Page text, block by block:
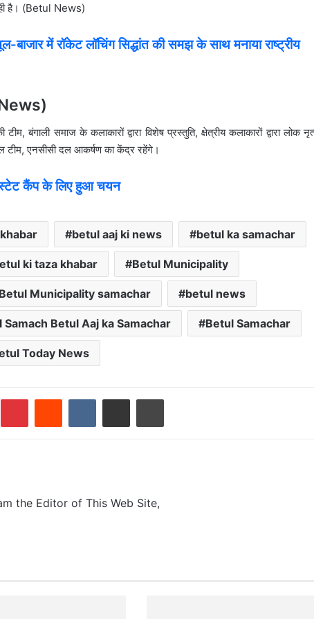
है। (Betul News)
में रॉकेट लॉचिंग सिद्धांत की समझ के साथ मनाया राष्ट्रीय
बंगाली समाज के कलाकारों द्वारा विशेष प्रस्तुति, क्षेत्रीय कलाकारों द्वारा लोक
टीम, एनसीसी दल आकर्षण का केंद्र रहेंगे।
कैंप के लिए हुआ चयन
betul aaj ki news betul ka samachar
ki taza khabar Betul Municipality
Betul Municipality samachar betul news
Samach Betul Aaj ka Samachar Betul Samachar
Today News
the Editor of This Web Site,